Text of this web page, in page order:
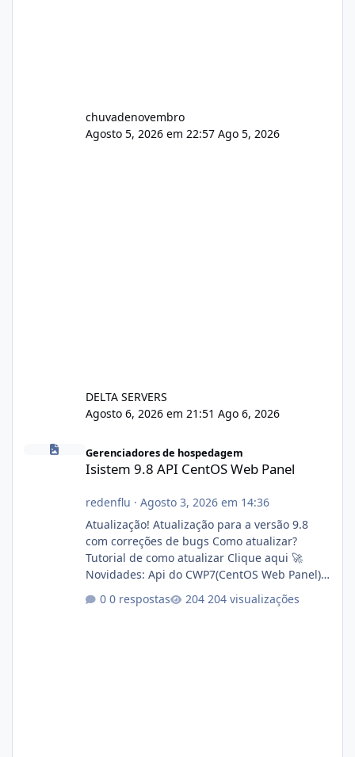
chuvadenovembro
Agosto 5, 2026 em 22:57 Ago 5, 2026
DELTA SERVERS
Agosto 6, 2026 em 21:51 Ago 6, 2026
Gerenciadores de hospedagem
Isistem 9.8 API CentOS Web Panel
redenflu · Agosto 3, 2026 em 14:36
Atualização! Atualização para a versão 9.8
com correções de bugs Como atualizar?
Tutorial de como atualizar Clique aqui 🚀
Novidades: Api do CWP7(CentOS Web Panel)
autorizado a usasr o isistem:
0 respostas 204 visualizações